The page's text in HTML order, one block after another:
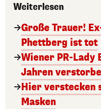
Weiterlesen
Große Trauer!
Phettberg ist tot
Wiener PR-Lady
Jahren
Hier verstecken
Masken